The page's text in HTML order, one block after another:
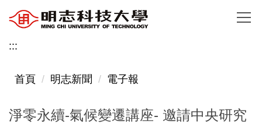
到
主
內
:::
首頁 明志新聞 電子報
淨零永續-氣候變遷講座- 邀請中央研究